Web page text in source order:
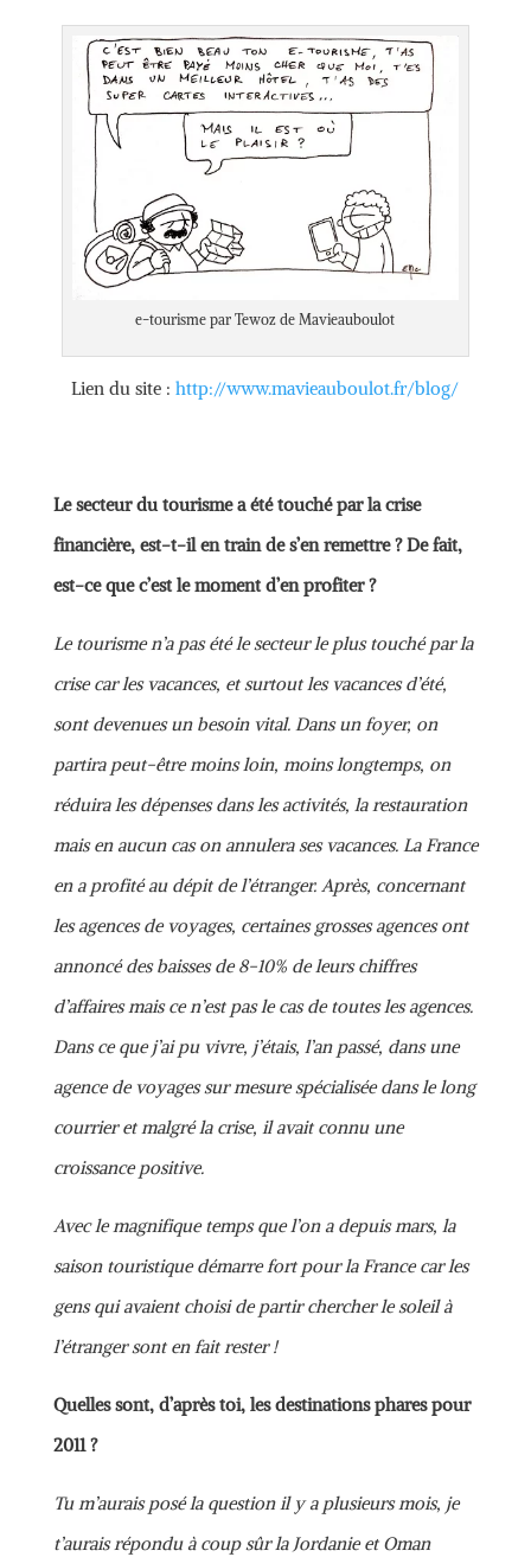
e-tourisme par Tewoz de Mavieauboulot
Lien du site :http://www.mavieauboulot.fr/blog/
Le secteur du tourisme a été touché par la crise
financière, est-t-il en train de s’en remettre ? De fait,
est-ce que c’est le moment d’en profiter ?
Le tourisme n’a pas été le secteur le plus touché par la
crise car les vacances, et surtout les vacances d’été,
sont devenues un besoin vital. Dans un foyer, on
partira peut-être moins loin, moins longtemps, on
réduira les dépenses dans les activités, la restauration
mais en aucun cas on annulera ses vacances. La France
en a profité au dépit de l’étranger. Après, concernant
les agences de voyages, certaines grosses agences ont
annoncé des baisses de 8-10% de leurs chiffres
d’affaires mais ce n’est pas le cas de toutes les agences.
Dans ce que j’ai pu vivre, j’étais, l’an passé, dans une
agence de voyages sur mesure spécialisée dans le long
courrier et malgré la crise, il avait connu une
croissance positive.
Avec le magnifique temps que l’on a depuis mars, la
saison touristique démarre fort pour la France car les
gens qui avaient choisi de partir chercher le soleil à
l’étranger sont en fait rester !
Quelles sont, d’après toi, les destinations phares pour
2011 ?
Tu m’aurais posé la question il y a plusieurs mois, je
t’aurais répondu à coup sûr la Jordanie et Oman